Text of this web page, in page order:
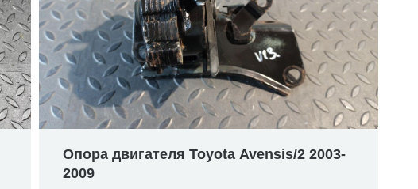
Опора двигателя Toyota Avensis/2 2003-
2009